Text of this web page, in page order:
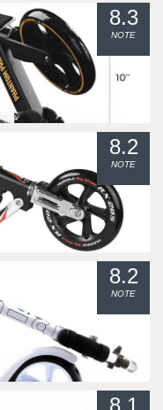
8.3
NOTE
8.2
NOTE
8.2
NOTE
8.1